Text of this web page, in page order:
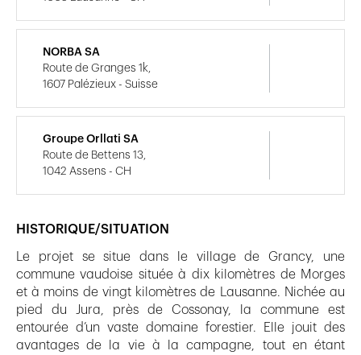
HISTORIQUE/SITUATION
Le projet se situe dans le village de Grancy, une
commune vaudoise située à dix kilomètres de Morges
et à moins de vingt kilomètres de Lausanne. Nichée au
pied du Jura, près de Cossonay, la commune est
entourée d’un vaste domaine forestier. Elle jouit des
avantages de la vie à la campagne, tout en étant
NORBA SA
Route de Granges 1k,
1607 Palézieux - Suisse
Groupe Orllati SA
Route de Bettens 13,
1042 Assens - CH